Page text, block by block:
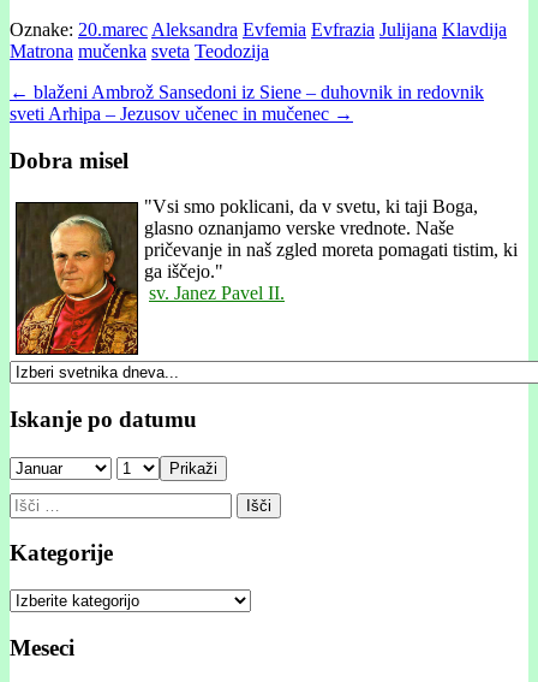
Oznake: 20.marec Aleksandra Evfemia Evfrazia Julijana Klavdija
Matrona mučenka sveta Teodozija
Post
navigation
← blaženi Ambrož Sansedoni iz Siene – duhovnik in redovnik
sveti Arhipa – Jezusov učenec in mučenec →
Dobra misel
"Vsi smo poklicani, da v svetu, ki taji Boga,
glasno oznanjamo verske vrednote. Naše
pričevanje in naš zgled moreta pomagati tistim, ki
ga iščejo."
sv. Janez Pavel II.
Iskanje po datumu
Prikaži
Išči:
Kategorije
Kategorije
Meseci